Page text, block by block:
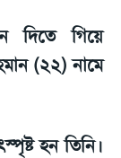
গিয়ে
(২২) নামে
হন তিনি।